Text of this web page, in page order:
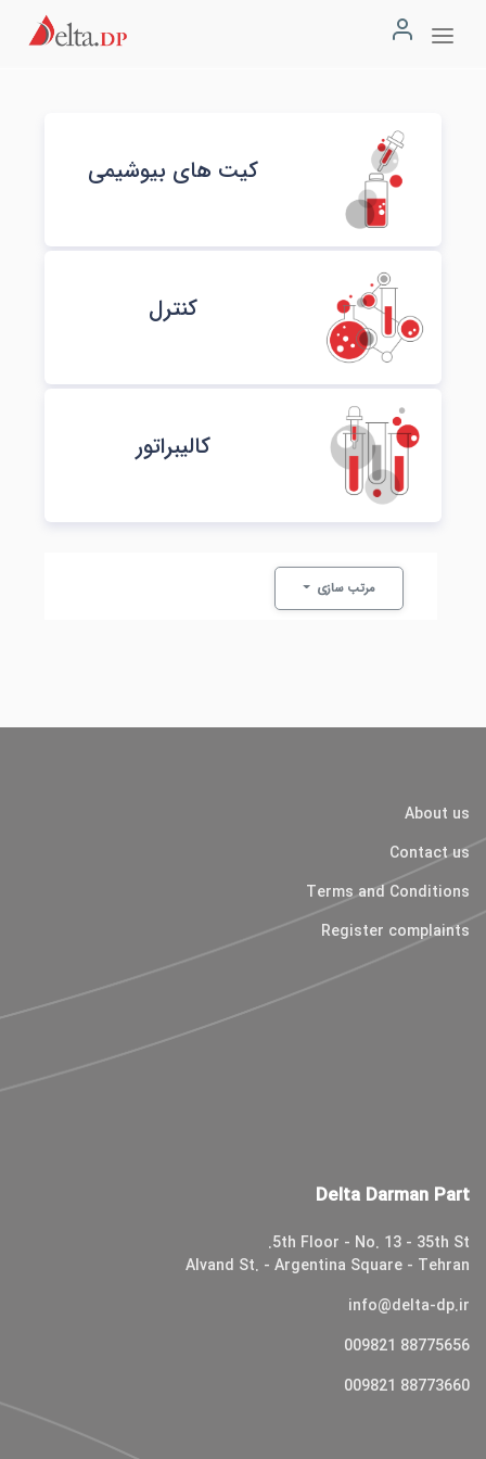
کیت های بیوشیمی
کنترل
کالیبراتور
مرتب سازی
About us
Contact us
Terms and Conditions
Register complaints
Delta Darman Part
5th Floor - No. 13 - 35th St.
Alvand St. - Argentina Square - Tehran
info@delta-dp.ir
88775656 009821
88773660 009821